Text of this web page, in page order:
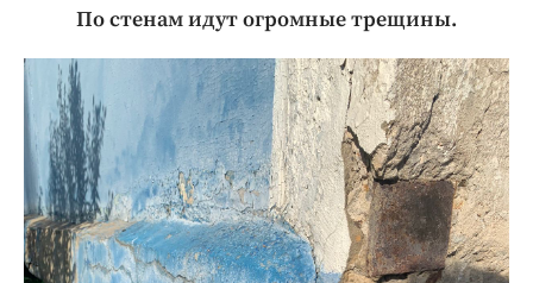
По стенам идут огромные трещины.